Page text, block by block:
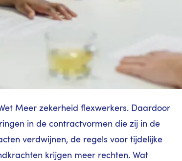
Meer zekerheid flexwerkers. Daardoor
in de contractvormen die zij in de
verdwijnen, de regels voor tijdelijke
krijgen meer rechten. Wat